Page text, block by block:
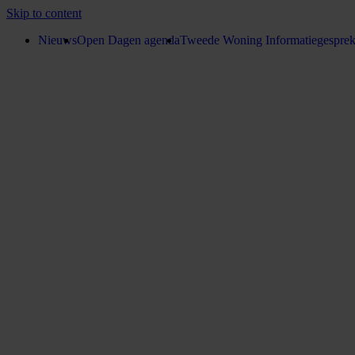
Skip to content
NieuwsOpen Dagen agendaTweede Woning Informatiegesprek